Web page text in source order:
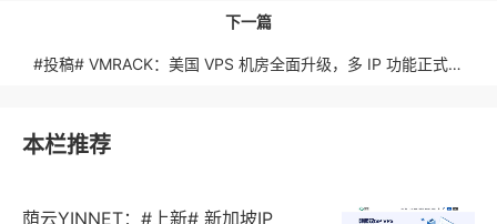
下一篇
#投稿# VMRACK：美国 VPS 机房全面升级，多 IP 功能正式上线！
本栏推荐
荫云YINNET：#上新# 新加坡IP